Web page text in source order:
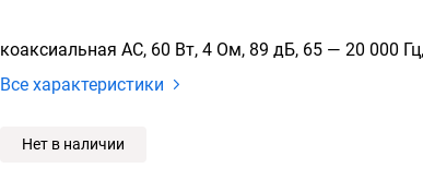
коаксиальная АС, 60 Вт, 4 Ом, 89 дБ, 65 — 20 000
Все характеристики
Нет в наличии